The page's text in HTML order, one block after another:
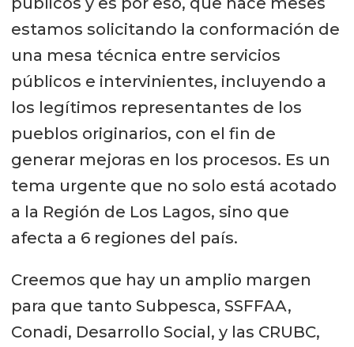
estamos solicitando la conformación de
una mesa técnica entre servicios
públicos e intervinientes, incluyendo a
los legítimos representantes de los
pueblos originarios, con el fin de
generar mejoras en los procesos. Es un
tema urgente que no solo está acotado
a la Región de Los Lagos, sino que
afecta a 6 regiones del país.
Creemos que hay un amplio margen
para que tanto Subpesca, SSFFAA,
Conadi, Desarrollo Social, y las CRUBC,